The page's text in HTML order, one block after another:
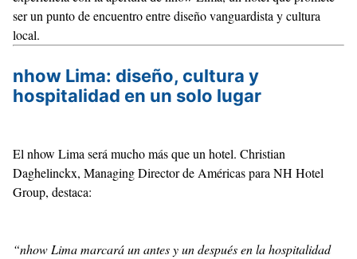
serun punto de encuentro entre diseño vanguardista y cultura
local.
nhow Lima: diseño, cultura y
hospitalidad en un solo lugar
El nhow Lima será mucho más que un hotel. Christian
Daghelinckx, Managing Director de Américas para NH Hotel
Group, destaca:
“nhow Lima marcará un antes y un después en la hospitalidad